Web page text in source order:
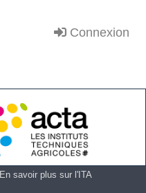
Connexion
En savoir plus sur l'ITA